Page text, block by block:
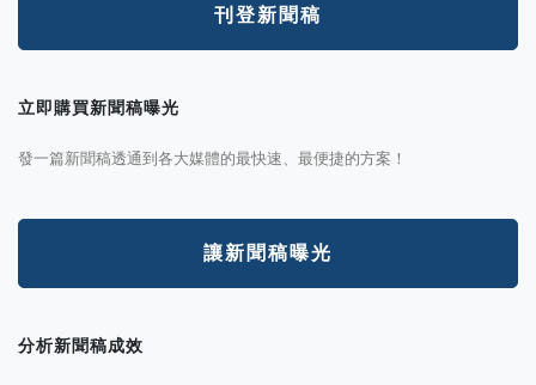
刊登新聞稿
立即購買新聞稿曝光
發一篇新聞稿透通到各大媒體的最快速、最便捷的方案！
讓新聞稿曝光
分析新聞稿成效